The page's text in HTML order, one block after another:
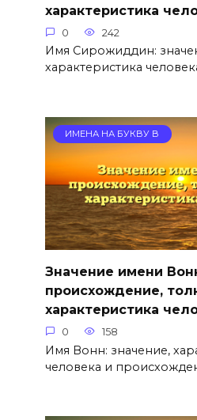
характеристика
0 242
Имя Сирожиддин:
характеристика
ИМЕНА НА БУКВУ В
Значение имени
происхождение,
характеристика
0 158
Имя Вонн: значение,
человека и